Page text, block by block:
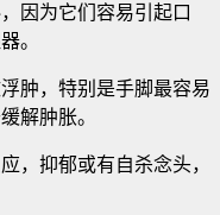
因为它们容易引起口
。
肿，特别是手脚最容易
解肿胀。
，抑郁或有自杀念头，